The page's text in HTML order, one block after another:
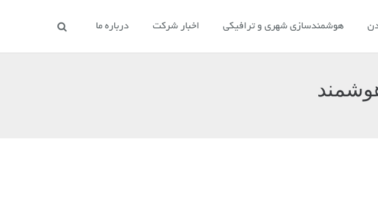
هوشمندسازی شهری و ترافیکی اخبار شرکت درباره ما